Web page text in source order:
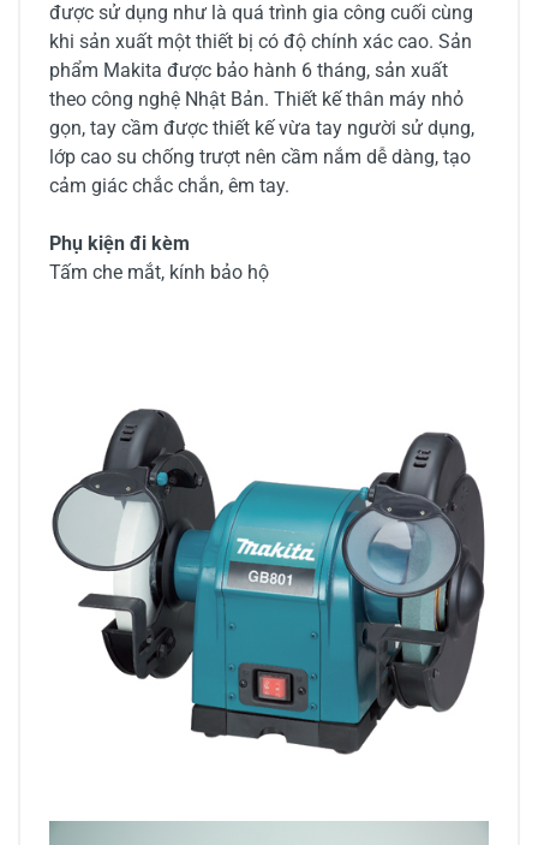
được sử dụng như là quá trình gia công cuối cùng
khi sản xuất một thiết bị có độ chính xác cao. Sản
phẩm Makita được bảo hành 6 tháng, sản xuất
theo công nghệ Nhật Bản. Thiết kế thân máy nhỏ
gọn, tay cầm được thiết kế vừa tay người sử dụng,
lớp cao su chống trượt nên cầm nắm dễ dàng, tạo
cảm giác chắc chắn, êm tay.
Phụ kiện đi kèm
Tấm che mắt, kính bảo hộ